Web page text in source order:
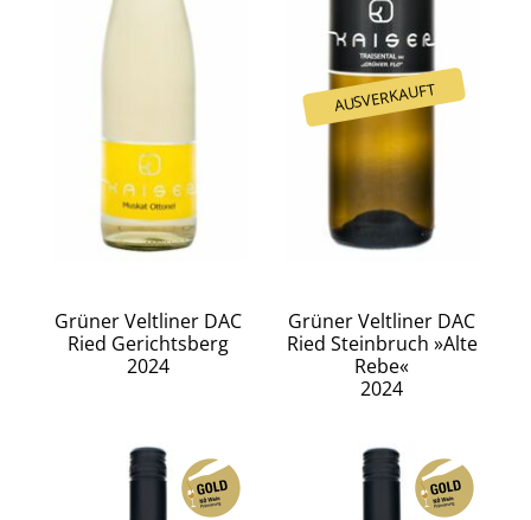
Grüner Veltliner DAC
Ried Gerichtsberg
2024
Grüner Veltliner DAC
Ried Steinbruch »Alte
Rebe«
2024